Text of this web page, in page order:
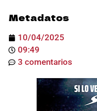
Metadatos
10/04/2025
09:49
3 comentarios